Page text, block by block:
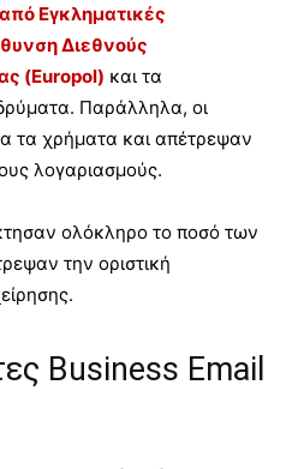
Εγκληματικές
Διεθνούς
(Europol) και τα
Παράλληλα, οι
τα χρήματα και απέτρεψαν
λογαριασμούς.
ολόκληρο το ποσό των
την οριστική
Business Email